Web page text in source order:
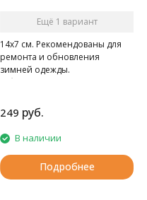
Ещё 1 вариант
14х7 см. Рекомендованы для
ремонта и обновления
зимней одежды.
В блистере 2 шт.
249 руб.
В наличии
Подробнее